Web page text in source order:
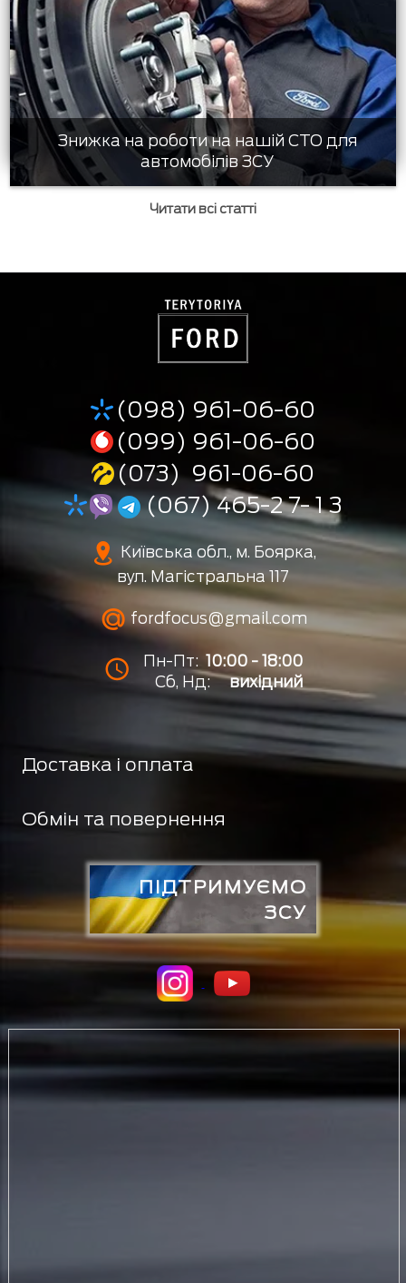
Знижка на роботи на нашій СТО для
автомобілів ЗСУ
Читати всі статті
(098) 961-06-60
(099) 961-06-60
(073) 961-06-60
(067) 465-2 7- 1 3
Київська обл., м. Боярка,
вул. Магістральна 117
fordfocus@gmail.com
Пн-Пт: 10:00 - 18:00
Сб, Нд:
вихідний
Доставка і оплата
Обмін та повернення
ПІДТРИМУЄМО
ЗСУ